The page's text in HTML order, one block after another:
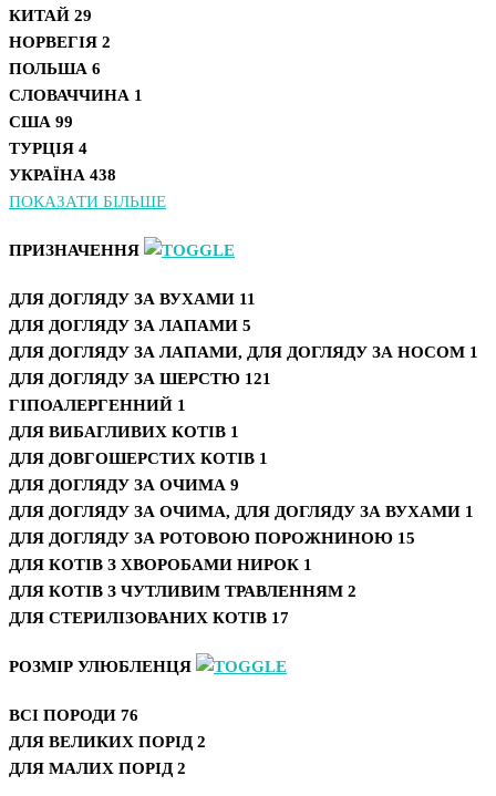
КИТАЙ 29
НОРВЕГІЯ 2
ПОЛЬША 6
СЛОВАЧЧИНА 1
США 99
ТУРЦІЯ 4
УКРАЇНА 438
ПОКАЗАТИ БІЛЬШЕ
ПРИЗНАЧЕННЯ
ДЛЯ ДОГЛЯДУ ЗА ВУХАМИ 11
ДЛЯ ДОГЛЯДУ ЗА ЛАПАМИ 5
ДЛЯ ДОГЛЯДУ ЗА ЛАПАМИ, ДЛЯ ДОГЛЯДУ ЗА НОСОМ 1
ДЛЯ ДОГЛЯДУ ЗА ШЕРСТЮ 121
ГІПОАЛЕРГЕННИЙ 1
ДЛЯ ВИБАГЛИВИХ КОТІВ 1
ДЛЯ ДОВГОШЕРСТИХ КОТІВ 1
ДЛЯ ДОГЛЯДУ ЗА ОЧИМА 9
ДЛЯ ДОГЛЯДУ ЗА ОЧИМА, ДЛЯ ДОГЛЯДУ ЗА ВУХАМИ 1
ДЛЯ ДОГЛЯДУ ЗА РОТОВОЮ ПОРОЖНИНОЮ 15
ДЛЯ КОТІВ З ХВОРОБАМИ НИРОК 1
ДЛЯ КОТІВ З ЧУТЛИВИМ ТРАВЛЕННЯМ 2
ДЛЯ СТЕРИЛІЗОВАНИХ КОТІВ 17
РОЗМІР УЛЮБЛЕНЦЯ
ВСІ ПОРОДИ 76
ДЛЯ ВЕЛИКИХ ПОРІД 2
ДЛЯ МАЛИХ ПОРІД 2